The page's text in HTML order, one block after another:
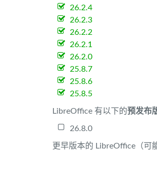
26.2.4
26.2.3
26.2.2
26.2.1
26.2.0
25.8.7
25.8.6
25.8.5
LibreOffice 有以下的预发布
26.8.0
更早版本的 LibreOffice（可